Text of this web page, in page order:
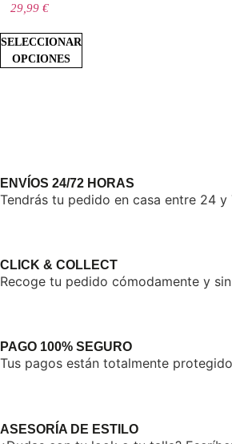
29,99€
SELECCIONAR
OPCIONES
ENVÍOS 24/72 HORAS
Tendrás tu pedido en casa entre 24
CLICK & COLLECT
Recoge tu pedido cómodamente y
PAGO 100% SEGURO
Tus pagos están totalmente
ASESORÍA DE ESTILO